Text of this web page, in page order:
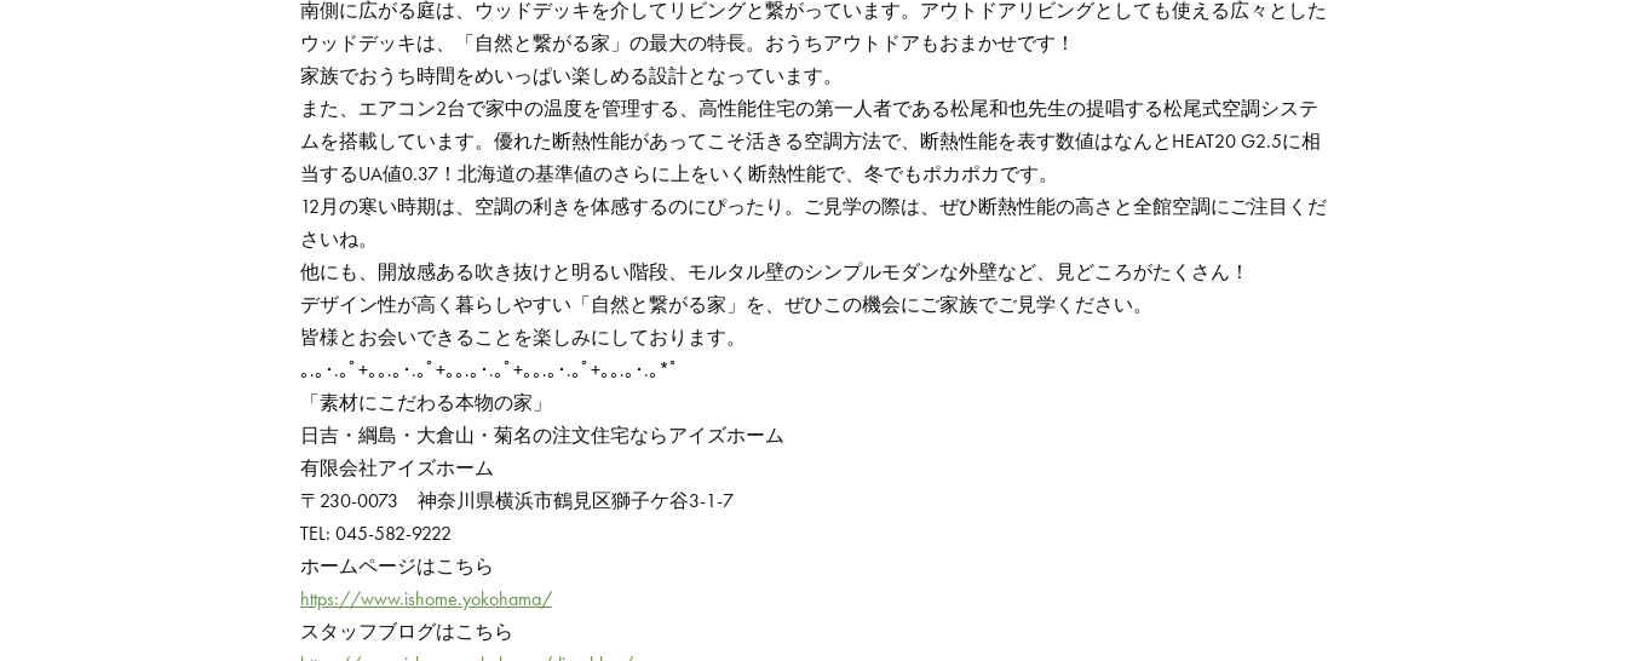
南側に広がる庭は、ウッドデッキを介してリビングと繋がっています。アウトドアリビングとしても使える広々とした
ウッドデッキは、「自然と繋がる家」の最大の特長。おうちアウトドアもおまかせです！
家族でおうち時間をめいっぱい楽しめる設計となっています。
また、エアコン2台で家中の温度を管理する、高性能住宅の第一人者である松尾和也先生の提唱する松尾式空調システ
ムを搭載しています。優れた断熱性能があってこそ活きる空調方法で、断熱性能を表す数値はなんとHEAT20 G2.5に相
当するUA値0.37！北海道の基準値のさらに上をいく断熱性能で、冬でもポカポカです。
12月の寒い時期は、空調の利きを体感するのにぴったり。ご見学の際は、ぜひ断熱性能の高さと全館空調にご注目くだ
さいね。
他にも、開放感ある吹き抜けと明るい階段、モルタル壁のシンプルモダンな外壁など、見どころがたくさん！
デザイン性が高く暮らしやすい「自然と繋がる家」を、ぜひこの機会にご家族でご見学ください。
皆様とお会いできることを楽しみにしております。
｡.｡･.｡ﾟ+｡｡.｡･.｡ﾟ+｡｡.｡･.｡ﾟ+｡｡.｡･.｡ﾟ+｡｡.｡･.｡*ﾟ
「素材にこだわる本物の家」
日吉・綱島・大倉山・菊名の注文住宅ならアイズホーム
有限会社アイズホーム
〒230-0073 神奈川県横浜市鶴見区獅子ケ谷3-1-7
TEL: 045-582-9222
ホームページはこちら
https://www.ishome.yokohama/
スタッフブログはこちら